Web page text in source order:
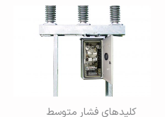
کلیدهای فشار متوسط